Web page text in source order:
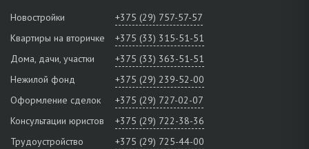
Новостройки
+375 (29) 757-57-57
Квартиры на вторичке
+375 (33) 315-51-51
Дома, дачи, участки
+375 (33) 363-51-51
Нежилой фонд
+375 (29) 239-52-00
Оформление сделок
+375 (29) 727-02-07
Консультации юристов
+375 (29) 722-38-36
Трудоустройство
+375 (29) 725-44-00